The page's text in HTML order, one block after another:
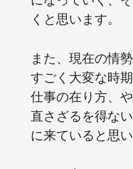
くと思います。
また、現在の情
すごく大変な時
仕事の在り方、
直さざるを得な
に来ていると思い